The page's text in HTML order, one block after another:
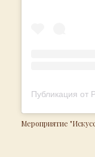
Мероприятие